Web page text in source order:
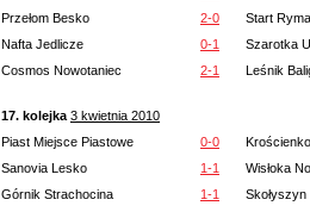
Przełom Besko
2-0
Start
Nafta Jedlicze
0-1
Szarotka
Cosmos Nowotaniec
2-1 Leśnik
17. kolejka 3 kwietnia 2010
Piast Miejsce Piastowe
0-0
Sanovia Lesko
1-1
Wisłoka
Górnik Strachocina
1-1
Skołyszyn